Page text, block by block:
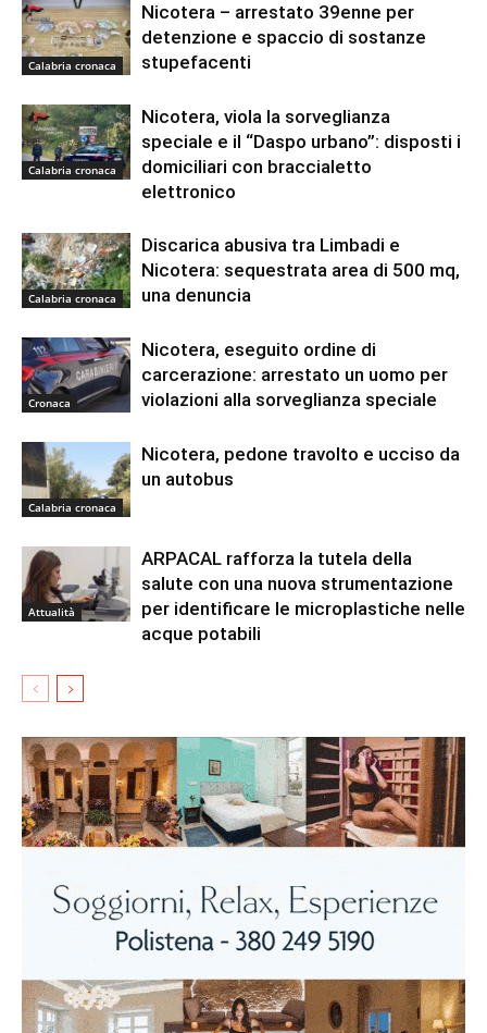
Calabria cronaca
Nicotera – arrestato 39enne per
detenzione e spaccio di sostanze
stupefacenti
Calabria cronaca
Nicotera, viola la sorveglianza
speciale e il “Daspo urbano”: disposti i
domiciliari con braccialetto
elettronico
Calabria cronaca
Discarica abusiva tra Limbadi e
Nicotera: sequestrata area di 500 mq,
una denuncia
Cronaca
Nicotera, eseguito ordine di
carcerazione: arrestato un uomo per
violazioni alla sorveglianza speciale
Calabria cronaca
Nicotera, pedone travolto e ucciso da
un autobus
Attualità
ARPACAL rafforza la tutela della
salute con una nuova strumentazione
per identificare le microplastiche nelle
acque potabili